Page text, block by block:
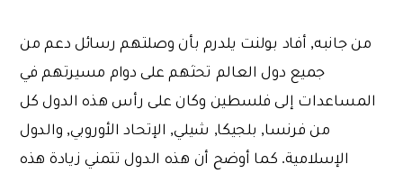
من جانبه, أفاد بولنت يلدرم بأن وصلتهم رسائل دعم من
جميع دول العالم تحثهم على دوام مسيرتهم في
المساعدات إلى فلسطين وكان على رأس هذه الدول كل
من فرنسا, بلجيكا, شيلي, الإتحاد الأوروبي, والدول
الإسلامية. كما أوضح أن هذه الدول تتمني زيادة هذه